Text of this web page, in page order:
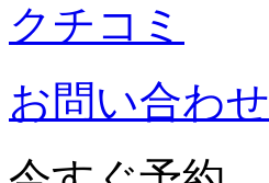
クチコミ
お問い合わせ